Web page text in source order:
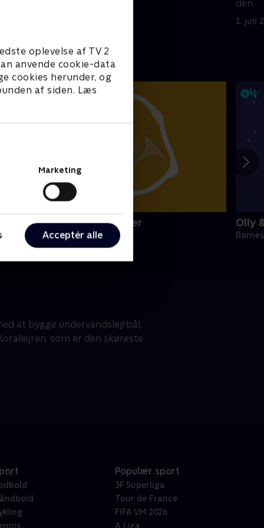
oplevelse af TV 2
anvende cookie-data
cookies herunder, og
af siden. Læs
Marketing
Acceptér alle
den.
1. juli
Miniteve: Musikinstrumenter
• 1 sæsoner
Olly
at bygge undervandslejrbål,
som er den skøreste
Populær sport
3F Superliga
Tour de France
FIFA VM 2026
A Liga